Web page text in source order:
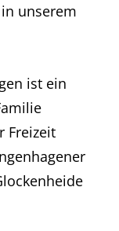
unserem
ist ein
Freizeit